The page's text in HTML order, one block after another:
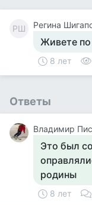
РШ Регина
Живете по
8 лет
Ответы
Владимир
Это был
родины
8 лет